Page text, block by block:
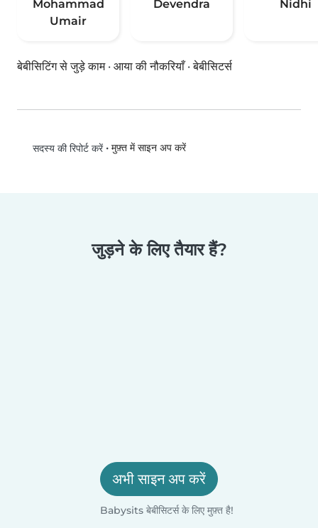
Mohammad
Umair
Devendra Nidhi
बेबीसिटिंग से जुड़े काम · आया की नौकरियाँ ·बेबीसिटर्स
सदस्य की रिपोर्ट करें• मुफ़्त में साइन अप करें
जुड़ने के लिए तैयार हैं?
अभी साइन अप करें
Babysits बेबीसिटर्स के लिए मुफ़्त है!